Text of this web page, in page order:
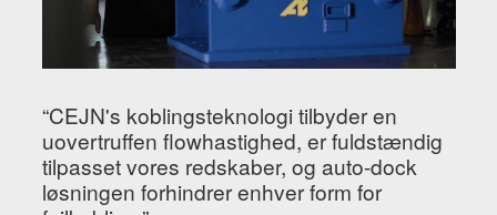
“CEJN's koblingsteknologi tilbyder en
uovertruffen flowhastighed, er fuldstændig
tilpasset vores redskaber, og auto-dock
løsningen forhindrer enhver form for